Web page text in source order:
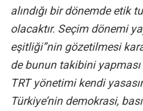
alındığı bir dönemde etik
olacaktır. Seçim dönemi
eşitliği”nin gözetilmesi
de bunun takibini yapması
TRT yönetimi kendi
Türkiye’nin demokrasi,